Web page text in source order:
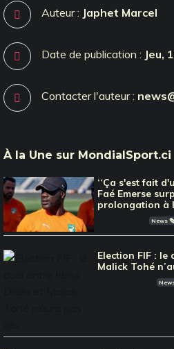
Auteur : Japhet Marcel
Date de publication : Jeu,
Contacter l'auteur :
À la Une sur MondialSport.ci
‘‘Ça s'est fait
Faé Emerse
prolongation à
News
Election FIF :
Malick Tohé